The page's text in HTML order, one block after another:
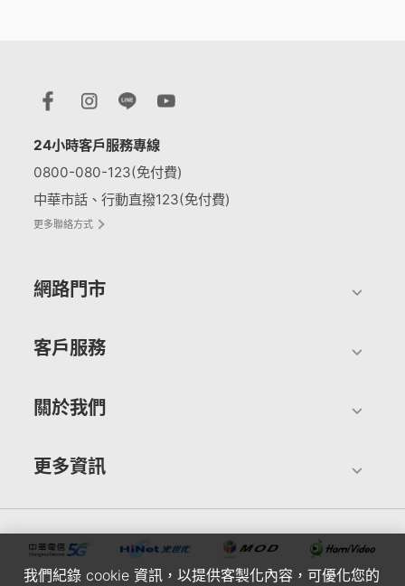
24小時客戶服務專線
0800-080-123(免付費)
中華市話、行動直撥123(免付費)
更多聯絡方式
網路門市
客戶服務
關於我們
更多資訊
我們紀錄 cookie 資訊，以提供客製化內容，可優化您的